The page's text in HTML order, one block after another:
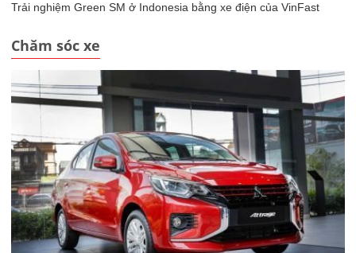
Trải nghiệm Green SM ở Indonesia bằng xe điện của VinFast
Chăm sóc xe